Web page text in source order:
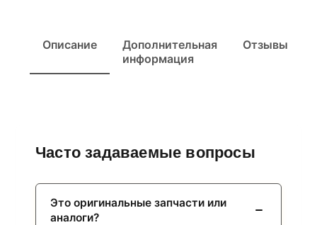
Описание
Дополнительная
информация
Отзывы
Часто задаваемые вопросы
Это оригинальные запчасти или
аналоги?